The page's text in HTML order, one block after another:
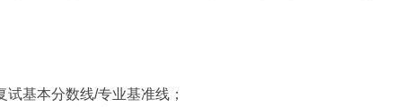
基本分数线/专业基准线；